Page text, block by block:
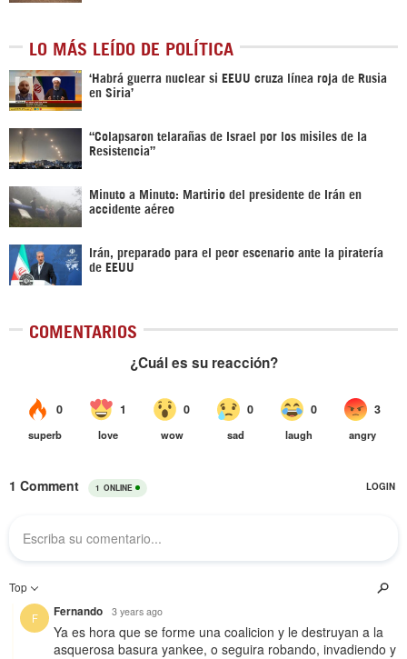
LO MÁS LEÍDO DE POLÍTICA
‎‘Habrá guerra nuclear si EEUU cruza línea roja de Rusia
en Siria’‎
“Colapsaron telarañas de Israel por los misiles de la
Resistencia”
Minuto a Minuto: Martirio del presidente de Irán en
accidente aéreo
Irán, preparado para el peor escenario ante la piratería
de EEUU
COMENTARIOS